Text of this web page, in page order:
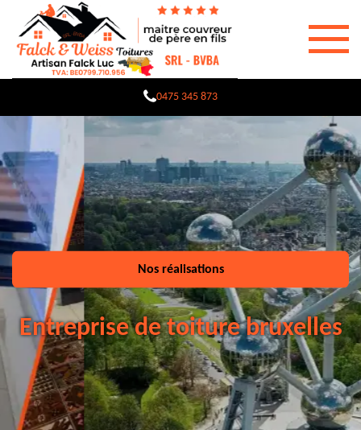
0475 345 873
Nos réalisations
Entreprise de toiture bruxelles